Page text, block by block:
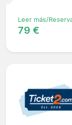
Leer más/
79 €